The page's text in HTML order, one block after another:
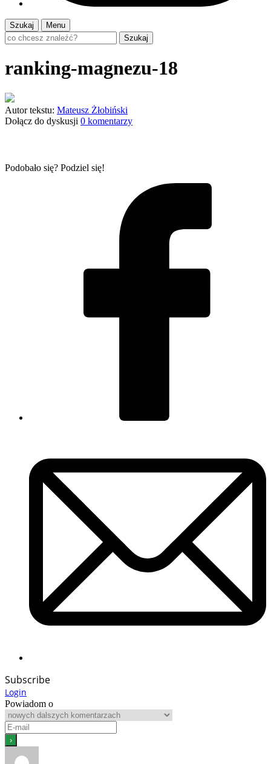
Szukaj
Menu
Szukaj
ranking-magnezu-18
Autor tekstu: Mateusz Żłobiński
Dołącz do dyskusji 0 komentarzy
Podobało się? Podziel się!
Subscribe
Login
Powiadom o